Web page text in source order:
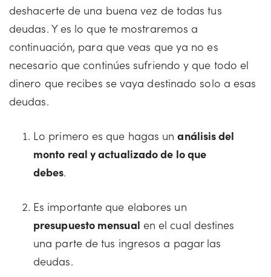
deshacerte de una buena vez de todas tus
deudas. Y es lo que te mostraremos a
continuación, para que veas que ya no es
necesario que continúes sufriendo y que todo el
dinero que recibes se vaya destinado solo a esas
deudas.
Lo primero es que hagas unanálisis del
monto real y actualizado de lo que
debes.
Es importante que elabores un
presupuesto mensual en el cual destines
una parte de tus ingresos a pagar las
deudas.